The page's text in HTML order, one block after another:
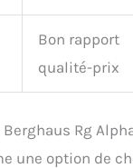
Bon rapport
qualité-prix
Rg
une option de